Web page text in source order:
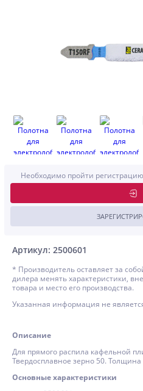
Артикул: 2500601
Необходимо пройти
* Производитель оставляет за
дилера менять характеристики,
товара и место его производства.
Указанная информация не
Описание
Для прямого распила кафельной
Твердосплавное зерно 50.
Основные характеристики